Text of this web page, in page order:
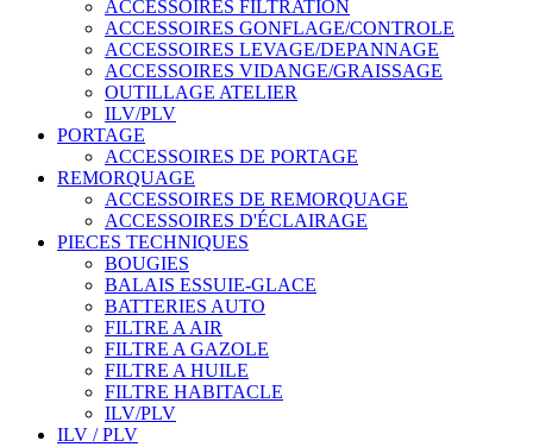
ACCESSOIRES FILTRATION
ACCESSOIRES GONFLAGE/CONTROLE
ACCESSOIRES LEVAGE/DEPANNAGE
ACCESSOIRES VIDANGE/GRAISSAGE
OUTILLAGE ATELIER
ILV/PLV
PORTAGE
ACCESSOIRES DE PORTAGE
REMORQUAGE
ACCESSOIRES DE REMORQUAGE
ACCESSOIRES D'ÉCLAIRAGE
PIECES TECHNIQUES
BOUGIES
BALAIS ESSUIE-GLACE
BATTERIES AUTO
FILTRE A AIR
FILTRE A GAZOLE
FILTRE A HUILE
FILTRE HABITACLE
ILV/PLV
ILV / PLV